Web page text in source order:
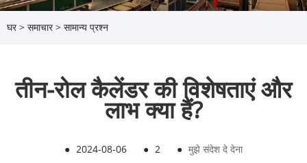
घर > समाचार> सामान्य प्रश्न
तीन-रोल कैलेंडर की विशेषताएं और
लाभ क्या हैं?
● 2024-08-06 ● 2 ● मुझे संदेश दे देना